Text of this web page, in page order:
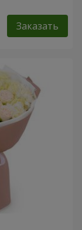
Заказать